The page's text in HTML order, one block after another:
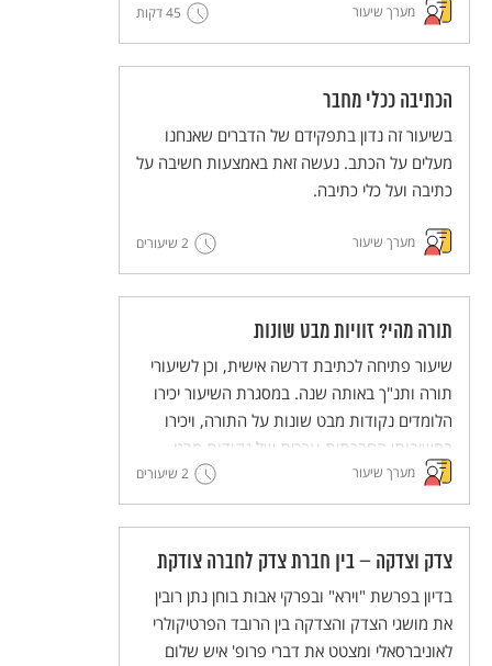
מערך שיעור 45 דקות
הכתיבה ככלי מחבר
בשיעור זה נדון בתפקידם של הדברים שאנחנו
מעלים על הכתב. נעשה זאת באמצעות חשיבה על
כתיבה ועל כלי כתיבה.
מערך שיעור 2 שיעורים
תורה מהי? זוויות מבט שונות
שיעור פתיחה לכתיבת דרשה אישית, וכן לשיעורי
תורה ותנ"ך באותה שנה. במסגרת השיעור יכירו
הלומדים נקודות מבט שונות על התורה, ויכירו
בחשיבותן החברתית-ערכית של נקודות מבט
שונות.מערך שיעור 2 שיעורים
צדק וצדקה – בין חברת צדק לחברה צודקת
בדיון בפרשת "וירא" ובפרקי אבות בוחן נתן רובין
את מושגי הצדק והצדקה בין הרובד הפרטיקולרי
לאוניברסאלי ומצטט את דברי פרופ' איש שלום